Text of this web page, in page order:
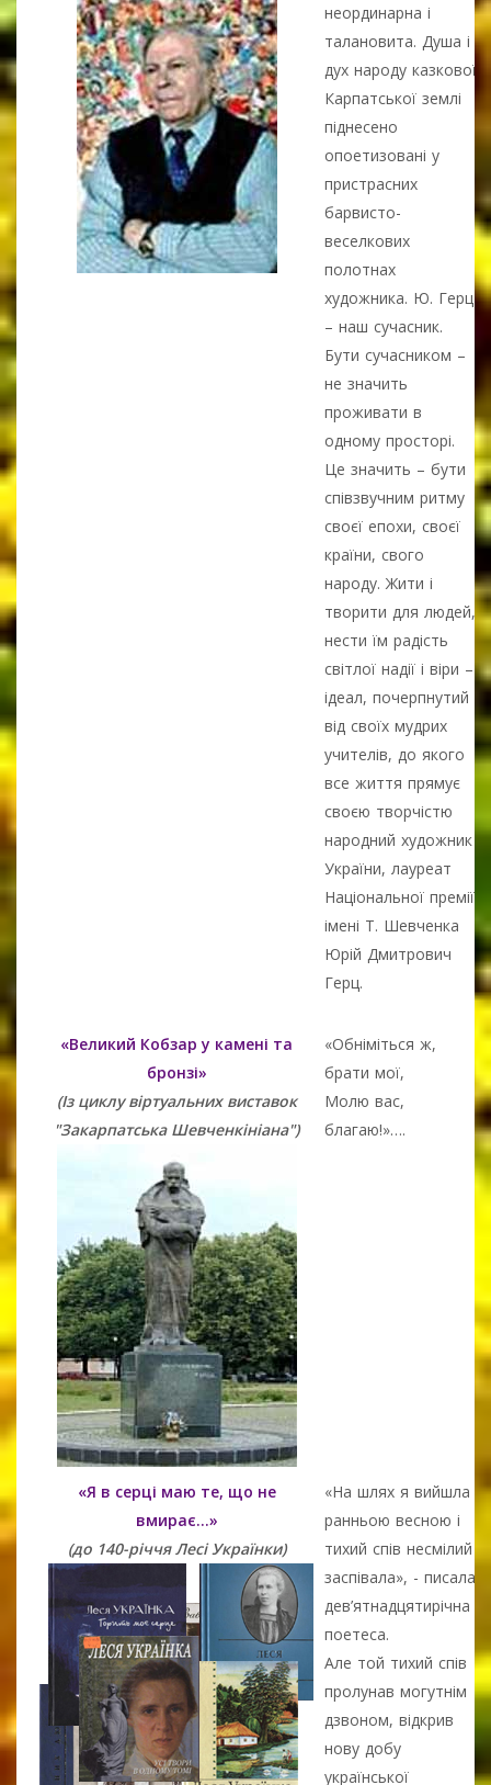
неординарна і
талановита. Душа і
дух народу казкової
Карпатської землі
піднесено
опоетизовані у
пристрасних
барвисто-
веселкових
полотнах
художника. Ю. Герц
– наш сучасник.
Бути сучасником –
не значить
проживати в
одному просторі.
Це значить – бути
співзвучним ритму
своєї епохи, своєї
країни, свого
народу. Жити і
творити для людей,
нести їм радість
світлої надії і віри –
ідеал, почерпнутий
від своїх мудрих
учителів, до якого
все життя прямує
своєю творчістю
народний художник
України, лауреат
Національної премії
імені Т. Шевченка
Юрій Дмитрович
Герц.
«Великий Кобзар у камені та
бронзі»
(Із циклу віртуальних виставок
"Закарпатська Шевченкініана")
«Обніміться ж,
брати мої,
Молю вас,
благаю!»….
«Я в серці маю те, що не
вмирає…»
(до 140-річчя Лесі Українки)
«На шлях я вийшла
ранньою весною і
тихий спів несмілий
заспівала», - писала
дев’ятнадцятирічна
поетеса.
Але той тихий спів
пролунав могутнім
дзвоном, відкрив
нову добу
української